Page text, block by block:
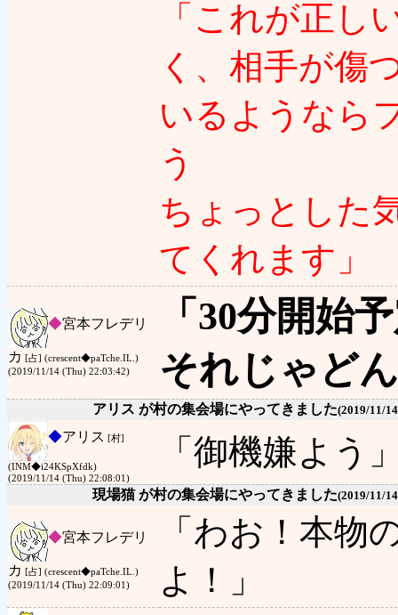
「これが正し
く、相手が傷
いるようなら
う
ちょっとした
てくれます」
◆宮本フレデリ
カ [占] (crescent◆paTche.IL.)
(2019/11/14 (Thu) 22:03:42)
「30分開始
それじゃど
アリス が村の集会場にやってきました(2019/11/
◆アリス [村]
(INM◆i24KSpXfdk)
(2019/11/14 (Thu) 22:08:01)
「御機嫌よう
現場猫 が村の集会場にやってきました(2019/11/
◆宮本フレデリ
カ [占] (crescent◆paTche.IL.)
(2019/11/14 (Thu) 22:09:01)
「わお！本物
よ！」